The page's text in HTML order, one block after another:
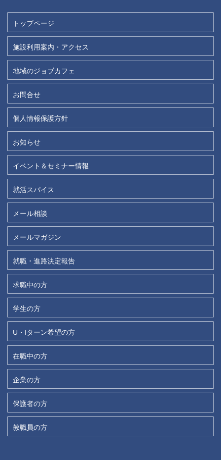
トップページ
施設利用案内・アクセス
地域のジョブカフェ
お問合せ
個人情報保護方針
お知らせ
イベント＆セミナー情報
就活スパイス
メール相談
メールマガジン
就職・進路決定報告
求職中の方
学生の方
U・Iターン希望の方
在職中の方
企業の方
保護者の方
教職員の方